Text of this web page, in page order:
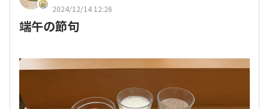
2024/12/14 12:26
端午の節句